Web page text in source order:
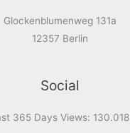
Glockenblumenweg 131a
12357 Berlin
Social
365 Days Views: 130.018